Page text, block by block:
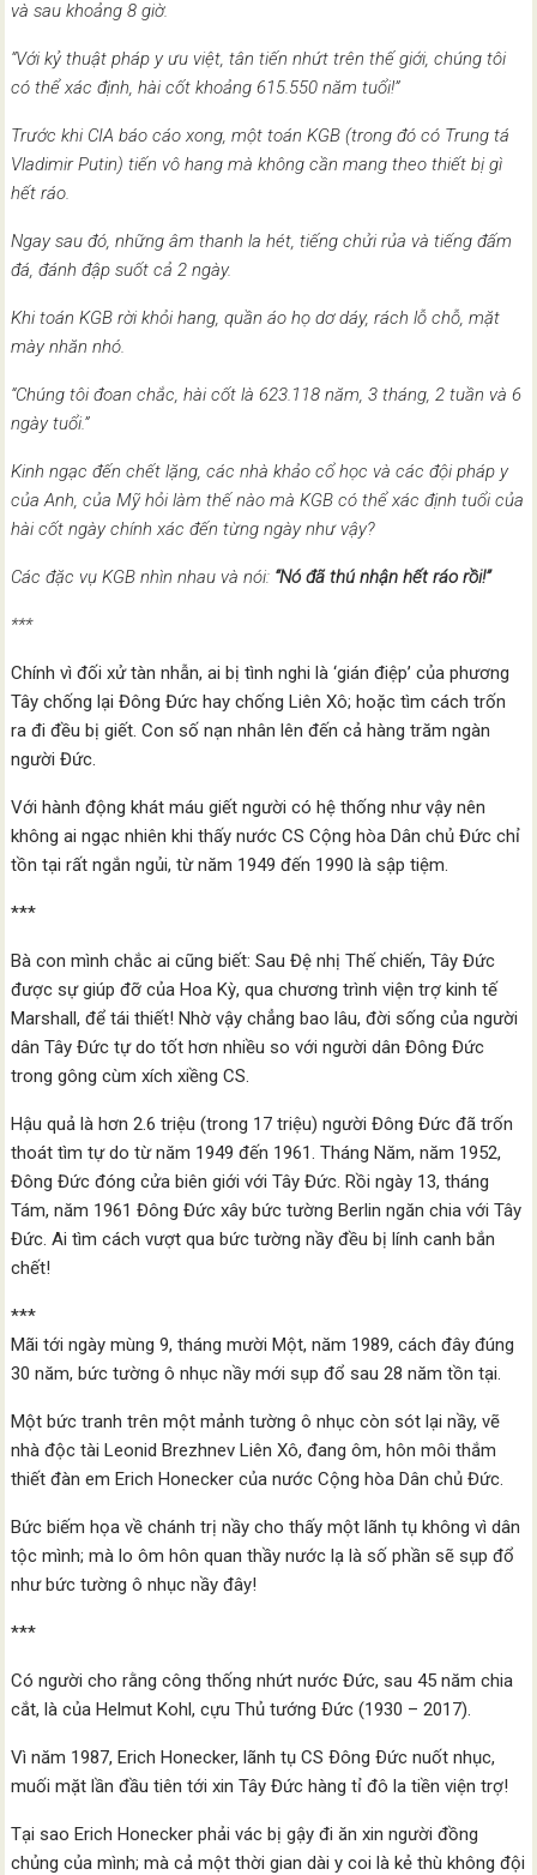
và sau khoảng 8 giờ.
“Với kỷ thuật pháp y ưu việt, tân tiến nhứt trên thế giới, chúng tôi
có thể xác định, hài cốt khoảng 615.550 năm tuổi!”
Trước khi CIA báo cáo xong, một toán KGB (trong đó có Trung tá
Vladimir Putin) tiến vô hang mà không cần mang theo thiết bị gì
hết ráo.
Ngay sau đó, những âm thanh la hét, tiếng chửi rủa và tiếng đấm
đá, đánh đập suốt cả 2 ngày.
Khi toán KGB rời khỏi hang, quần áo họ dơ dáy, rách lỗ chỗ, mặt
mày nhăn nhó.
“Chúng tôi đoan chắc, hài cốt là 623.118 năm, 3 tháng, 2 tuần và 6
ngày tuổi.”
Kinh ngạc đến chết lặng, các nhà khảo cổ học và các đội pháp y
của Anh, của Mỹ hỏi làm thế nào mà KGB có thể xác định tuổi của
hài cốt ngày chính xác đến từng ngày như vậy?
Các đặc vụ KGB nhìn nhau và nói: “Nó đã thú nhận hết ráo rồi!”
***
Chính vì đối xử tàn nhẫn, ai bị tình nghi là ‘gián điệp’ của phương
Tây chống lại Đông Đức hay chống Liên Xô; hoặc tìm cách trốn
ra đi đều bị giết. Con số nạn nhân lên đến cả hàng trăm ngàn
người Đức.
Với hành động khát máu giết người có hệ thống như vậy nên
không ai ngạc nhiên khi thấy nước CS Cộng hòa Dân chủ Đức chỉ
tồn tại rất ngắn ngủi, từ năm 1949 đến 1990 là sập tiệm.
***
Bà con mình chắc ai cũng biết: Sau Đệ nhị Thế chiến, Tây Đức
được sự giúp đỡ của Hoa Kỳ, qua chương trình viện trợ kinh tế
Marshall, để tái thiết! Nhờ vậy chẳng bao lâu, đời sống của người
dân Tây Đức tự do tốt hơn nhiều so với người dân Đông Đức
trong gông cùm xích xiềng CS.
Hậu quả là hơn 2.6 triệu (trong 17 triệu) người Đông Đức đã trốn
thoát tìm tự do từ năm 1949 đến 1961. Tháng Năm, năm 1952,
Đông Đức đóng cửa biên giới với Tây Đức. Rồi ngày 13, tháng
Tám, năm 1961 Đông Đức xây bức tường Berlin ngăn chia với Tây
Đức. Ai tìm cách vượt qua bức tường nầy đều bị lính canh bắn
chết!
***
Mãi tới ngày mùng 9, tháng mười Một, năm 1989, cách đây đúng
30 năm, bức tường ô nhục nầy mới sụp đổ sau 28 năm tồn tại.
Một bức tranh trên một mảnh tường ô nhục còn sót lại nầy, vẽ
nhà độc tài Leonid Brezhnev Liên Xô, đang ôm, hôn môi thắm
thiết đàn em Erich Honecker của nước Cộng hòa Dân chủ Đức.
Bức biếm họa về chánh trị nầy cho thấy một lãnh tụ không vì dân
tộc mình; mà lo ôm hôn quan thầy nước lạ là số phần sẽ sụp đổ
như bức tường ô nhục nầy đây!
***
Có người cho rằng công thống nhứt nước Đức, sau 45 năm chia
cắt, là của Helmut Kohl, cựu Thủ tướng Ðức (1930 – 2017).
Vì năm 1987, Erich Honecker, lãnh tụ CS Ðông Ðức nuốt nhục,
muối mặt lần đầu tiên tới xin Tây Đức hàng tỉ đô la tiền viện trợ!
Tại sao Erich Honecker phải vác bị gậy đi ăn xin người đồng
chủng của mình; mà cả một thời gian dài y coi là kẻ thù không đội